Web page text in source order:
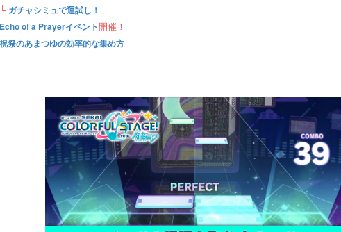
ガチャシミュで運試し！
Echo of a Prayerイベント開催！
祝祭のあまつゆの効率的な集め方